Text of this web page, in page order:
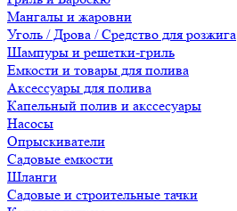
Мангалы и жаровни
Уголь / Дрова / Средство для розжига
Шампуры и решетки-гриль
Емкости и товары для полива
Аксессуары для полива
Капельный полив и акссесуары
Насосы
Опрыскиватели
Садовые емкости
Шланги
Садовые и строительные тачки